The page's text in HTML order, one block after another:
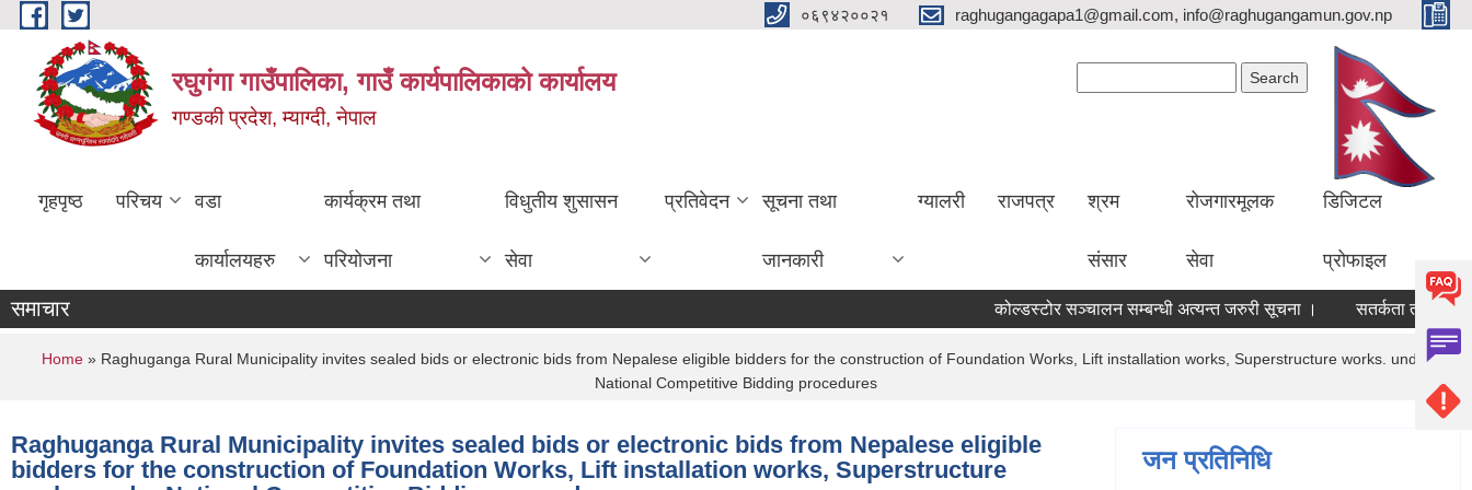
Skip to main content ०६९४२००२१ raghugangagapa1@gmail.com, info@raghugangamun.gov.np
रघुगंगा गाउँपालिका, गाउँ कार्यपालिकाको कार्यालय
गण्डकी प्रदेश, म्याग्दी, नेपाल
गृहपृष्ठ परिचय वडा
कार्यालयहरु
कार्यक्रम तथा
परियोजना
विधुतीय शुसासन
सेवा
प्रतिवेदन सूचना तथा
जानकारी
ग्यालरी राजपत्र श्रम
संसार
रोजगारमूलक
सेवा
डिजिटल
प्रोफाइल
समाचार कोल्डस्टोर सञ्चालन सम्बन्धी अत्यन्त जरुरी सूचना । सतर्कता तथा
You are here
Home» Raghuganga Rural Municipality invites sealed bids or electronic bids from Nepalese eligible bidders for the construction of Foundation Works, Lift installation works, Superstructure works. under
National Competitive Bidding procedures
Raghuganga Rural Municipality invites sealed bids or electronic bids from Nepalese eligible
bidders for the construction of Foundation Works, Lift installation works, Superstructure
जन प्रतिनिधि